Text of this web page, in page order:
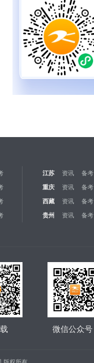
江苏 资讯 备考
重庆 资讯 备考
西藏 资讯 备考
贵州 资讯 备考
微信公众号